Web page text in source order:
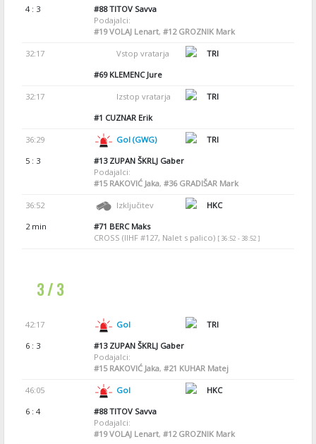
4 : 3 #88TITOV Savva
Podajalci:
#19VOLAJ Lenart, #12GROZNIK Mark
32:17 Vstop vratarja
TRI
#69KLEMENC Jure
32:17 Izstop vratarja
TRI
#1 CUZNAR Erik
36:29 Gol (GWG)
TRI
5 : 3
#13ZUPAN ŠKRLJ Gaber
Podajalci:
#15RAKOVIĆ Jaka, #36GRADIŠAR Mark
36:52 Izključitev
HKC
2 min
#71 BERC Maks
CROSS (IIHF #127, Nalet s palico) [ 36:52 - 38:52 ]
3 / 3
42:17 Gol
TRI
6 : 3
#13ZUPAN ŠKRLJ Gaber
Podajalci:
#15RAKOVIĆ Jaka, #21 KUHAR Matej
46:05 Gol
HKC
6 : 4
#88TITOV Savva
Podajalci:
#19VOLAJ Lenart, #12GROZNIK Mark